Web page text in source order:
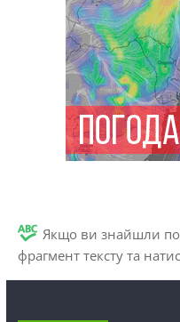
Якщо ви знайшли
фрагмент тексту та